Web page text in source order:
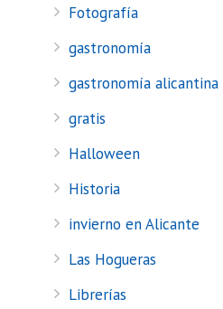
Fotografía
gastronomía
gastronomía alicantina
gratis
Halloween
Historia
invierno en Alicante
Las Hogueras
Librerías